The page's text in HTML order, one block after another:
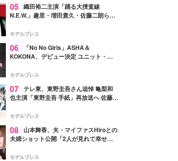
05 織田裕二主演「踊る大捜査線
N.E.W.」趣里・増田貴久・佐藤二朗ら新
徴する“謎のキーワード”も
モデルプレス
06
「No No Girls」ASHA＆
KOKONA、デビュー決定 ユニット・
リリースへ
モデルプレス
07 テレ東、東野圭吾さん追悼 亀梨和
也主演「東野圭吾 手紙」再放送へ 佐藤隆
モデルプレス
08
山本舞香、夫・マイファスHiroとの
夫婦ショット公開「2人が見れて幸せ」
モデルプレス